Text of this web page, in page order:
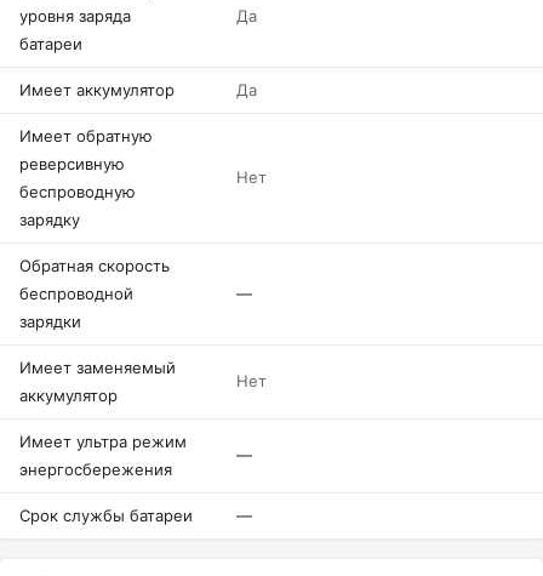
уровня заряда
батареи
Да
Имеет аккумулятор Да
Имеет обратную
реверсивную
беспроводную
зарядку
Нет
Обратная скорость
беспроводной
зарядки
—
Имеет заменяемый
аккумулятор
Нет
Имеет ультра режим
энергосбережения
—
Срок службы батареи —